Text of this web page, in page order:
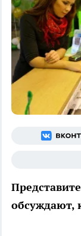
обсуждают,